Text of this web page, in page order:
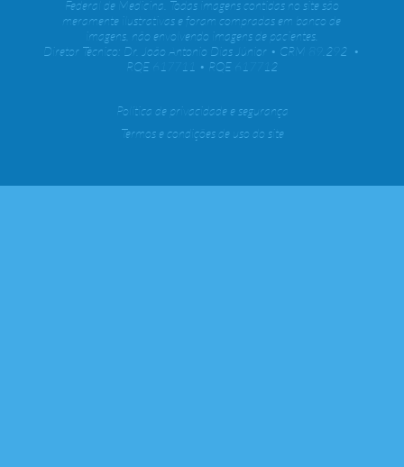
Federal de Medicina. Todas imagens contidas no site são
meramente ilustrativas e foram compradas em banco de
imagens, não envolvendo imagens de pacientes.
Diretor Técnico: Dr. João Antonio Dias Júnior • CRM 89.292 •
RQE 617711 • RQE 617712
Política de privacidade e segurança
Termos e condições de uso do site